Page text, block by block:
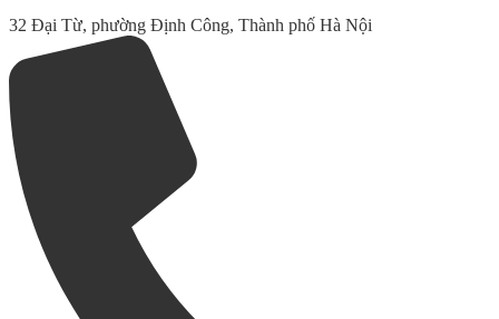
32 Đại Từ, phường Định Công, Thành phố Hà Nội